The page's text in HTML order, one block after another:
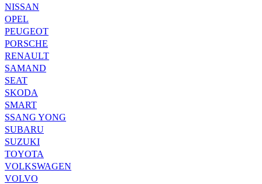
NISSAN
OPEL
PEUGEOT
PORSCHE
RENAULT
SAMAND
SEAT
SKODA
SMART
SSANG YONG
SUBARU
SUZUKI
TOYOTA
VOLKSWAGEN
VOLVO